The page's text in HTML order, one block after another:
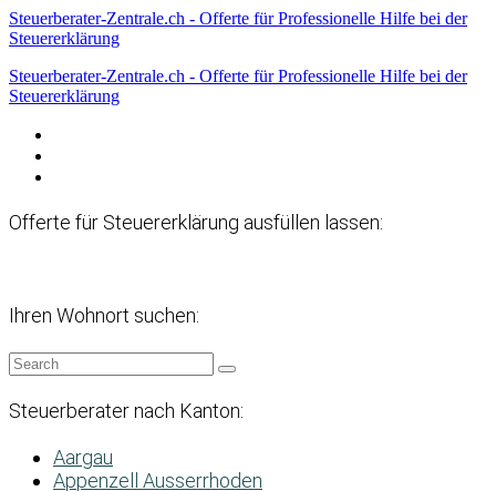
Steuerberater-Zentrale.ch - Offerte für Professionelle Hilfe bei der
Steuererklärung
Steuerberater-Zentrale.ch - Offerte für Professionelle Hilfe bei der
Steuererklärung
Offerte für Steuererklärung ausfüllen lassen:
Ihren Wohnort suchen:
Steuerberater nach Kanton:
Aargau
Appenzell Ausserrhoden